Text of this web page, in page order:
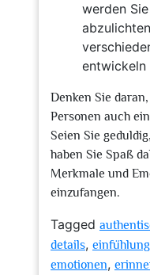
werden
entwickeln
Denken Sie
Personen auch
Seien Sie
haben Sie Spaß
Merkmale und
einzufangen.
Tagged
details,
emotionen,